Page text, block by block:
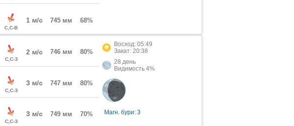
С,С-В
1 м/с 745 мм 68%
С,С-З
2 м/с 746 мм 80%
С,С-З
3 м/с 747 мм 80%
С,С-З
3 м/с 749 мм 70%
Восход: 05:49
Закат: 20:38
28 день
Видимость 4%
Магн. бури: 3